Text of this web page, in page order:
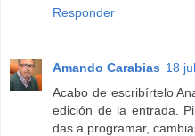
Responder
Amando Carabias 18
Acabo de escribírtelo
edición de la entrada.
das a programar,